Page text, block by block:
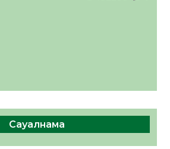
Сауалнама